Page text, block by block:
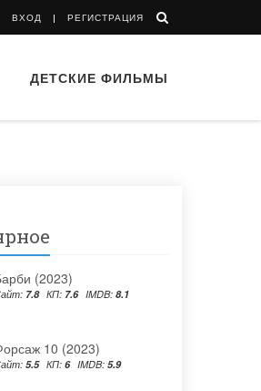
ВХОД РЕГИСТРАЦИЯ
ДЕТСКИЕ ФИЛЬМЫ
(2023)
7.8 КП: 7.6 IMDB: 8.1
10 (2023)
5.5 КП: 6 IMDB: 5.9